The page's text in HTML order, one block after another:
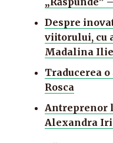
Despre
viitorului, cu
Madalina Ilie
Traducerea o
Rosca
Antreprenor
Alexandra